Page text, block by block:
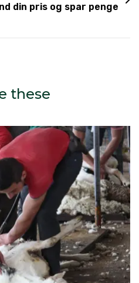
din pris og spar penge
these